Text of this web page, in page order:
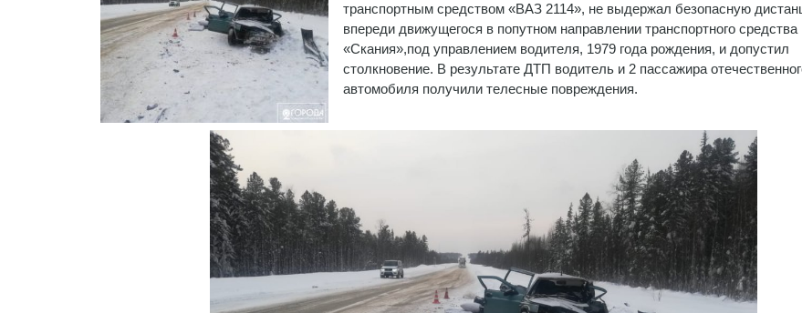
транспортным средством «ВАЗ 2114», не выдержал безопасную
впереди движущегося в попутном направлении транспортного средства
«Скания»,под управлением водителя, 1979 года рождения, и допустил
столкновение. В результате ДТП водитель и 2 пассажира
автомобиля получили телесные повреждения.